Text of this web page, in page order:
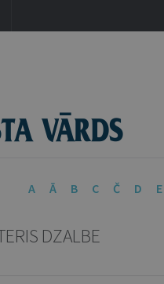
A Ā B C Č D E
DZALBE